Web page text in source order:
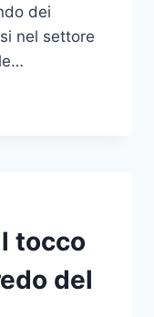
dei
nel settore
tocco
del